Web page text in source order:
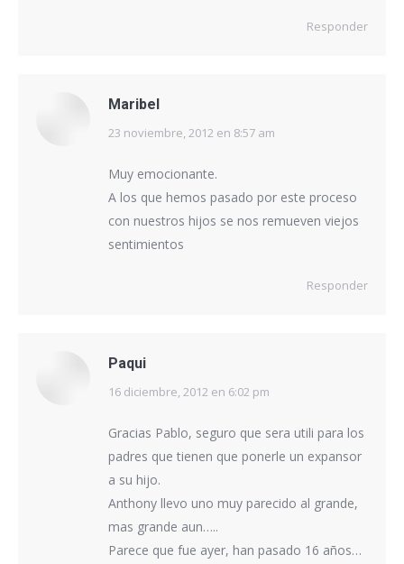
Responder
Maribel
dice:
23 noviembre, 2012 en 8:57 am
Muy emocionante.
A los que hemos pasado por este proceso
con nuestros hijos se nos remueven viejos
sentimientos
Responder
Paqui
dice:
16 diciembre, 2012 en 6:02 pm
Gracias Pablo, seguro que sera utili para los
padres que tienen que ponerle un expansor
a su hijo.
Anthony llevo uno muy parecido al grande,
mas grande aun…..
Parece que fue ayer, han pasado 16 años…